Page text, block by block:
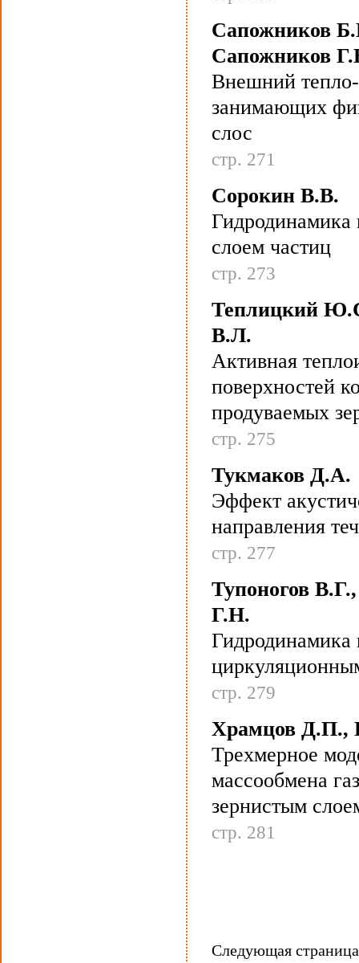
Сапожников
Сапожников
Внешний
занимающих
слос
стр. 271
Сорокин В.В.
слоем частиц
стр. 273
Теплицкий
В.Л.
Активная
поверхностей
продуваемых
стр. 275
Тукмаков Д.А.
Эффект
направления
стр. 277
Тупоногов
Г.Н.
Гидродинамика
стр. 279
Храмцов Д.П.,
Трехмерное
массообмена
зернистым
стр. 281
Следующая